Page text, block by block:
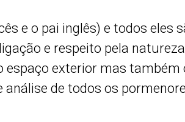
e o pai inglês) e todos eles
e respeito pela
espaço exterior mas também
de todos os